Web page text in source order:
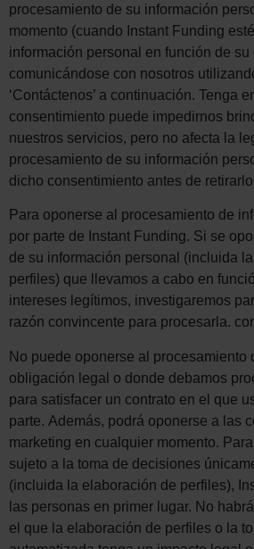
procesamiento de su información
momento (cuando Instant Funding
información personal en función de su
comunicándose con nosotros
‘Contáctenos’ a continuación. Tenga
consentimiento puede impedirnos
nuestros servicios, pero no afecta la
procesamiento de su información
dicho consentimiento antes de
Para oponerse al procesamiento de
por parte de Instant Funding. Si se
de su información personal (incluida
perfiles) que llevamos a cabo en
intereses legítimos, investigaremos
razón convincente para procesarla.
No puede oponerse al procesamiento
obligación legal o donde debamos
para satisfacer un contrato en el que
parte. Además, podrá oponerse a las
marketing en cualquier momento.
sujeto a la toma de decisiones
(incluida la elaboración de perfiles),
las personas en primer lugar. No
el que la elaboración de perfiles o la